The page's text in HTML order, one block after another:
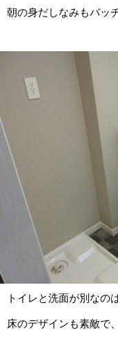
朝の身だしなみもバッ
トイレと洗面が別なの
床のデザインも素敵で